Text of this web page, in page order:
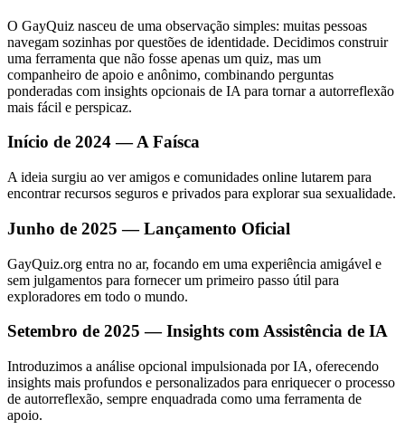
O GayQuiz nasceu de uma observação simples: muitas pessoas
navegam sozinhas por questões de identidade. Decidimos construir
uma ferramenta que não fosse apenas um quiz, mas um
companheiro de apoio e anônimo, combinando perguntas
ponderadas com insights opcionais de IA para tornar a autorreflexão
mais fácil e perspicaz.
Início de 2024 — A Faísca
A ideia surgiu ao ver amigos e comunidades online lutarem para
encontrar recursos seguros e privados para explorar sua sexualidade.
Junho de 2025 — Lançamento Oficial
GayQuiz.org entra no ar, focando em uma experiência amigável e
sem julgamentos para fornecer um primeiro passo útil para
exploradores em todo o mundo.
Setembro de 2025 — Insights com Assistência de IA
Introduzimos a análise opcional impulsionada por IA, oferecendo
insights mais profundos e personalizados para enriquecer o processo
de autorreflexão, sempre enquadrada como uma ferramenta de
apoio.